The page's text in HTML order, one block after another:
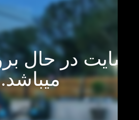
سایت در حال
میباشد.